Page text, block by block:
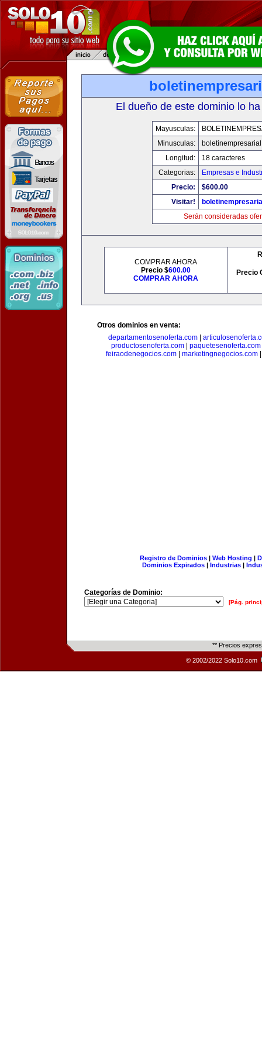
El dueño de este dominio lo
Mayusculas:
Minusculas:
Longitud:
18 caracteres
Categorias:
Empresas e
Precio:
$600.00
Visitar!
Serán consideradas
COMPRAR AHORA
Precio $600.00
COMPRAR AHORA
Precio
Otros dominios en venta:
departamentosenoferta.com
productosenoferta.com| paquetesenoferta.com
feiraodenegocios.com
marketingnegocios.com
Registro de Dominios| Web Hosting |
Dominios Expirados | Industrias |
Categorías de Dominio:
[Pág.
** Precios
© 2002/2022 Solo10.com